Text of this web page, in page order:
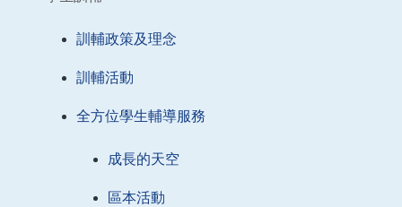
訓輔政策及理念
訓輔活動
全方位學生輔導服務
成長的天空
區本活動